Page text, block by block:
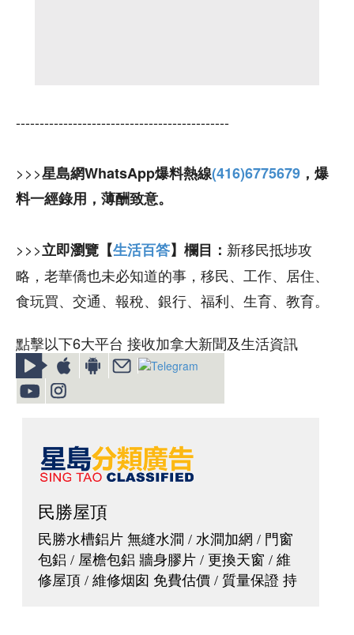
---------------------------------------------
>>>星島網WhatsApp爆料熱線(416)6775679 ，爆
料一經錄用，薄酬致意。
>>>立即瀏覽【生活百答】欄目： 新移民抵埗攻
略，老華僑也未必知道的事，移民、工作、居住、
食玩買、交通、報稅、銀行、福利、生育、教育。
點擊以下6大平台 接收加拿大新聞及生活資訊